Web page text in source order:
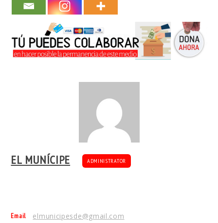
EL MUNÍCIPE ADMINISTRATOR
Email elmunicipesde@gmail.com